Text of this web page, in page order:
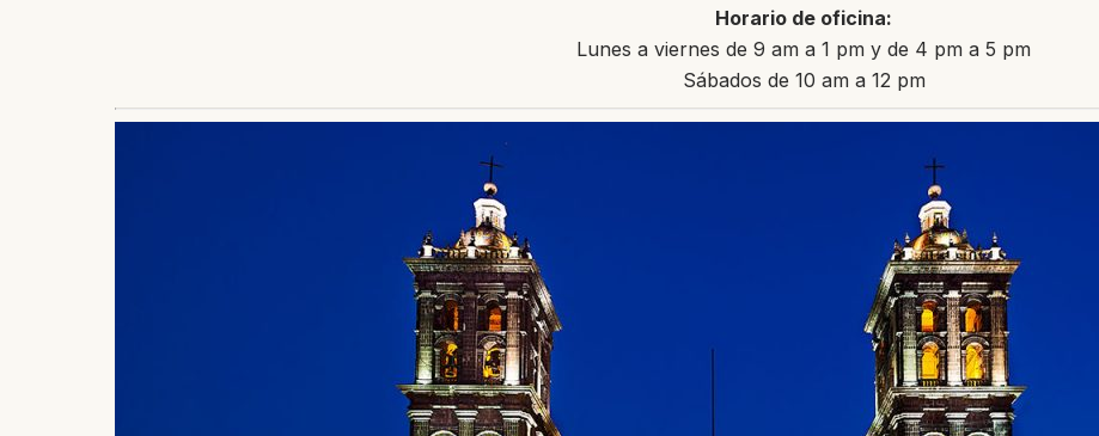
Horario de oficina:
Lunes a viernes de 9 am a 1 pm y de 4 pm a 5 pm
Sábados de 10 am a 12 pm